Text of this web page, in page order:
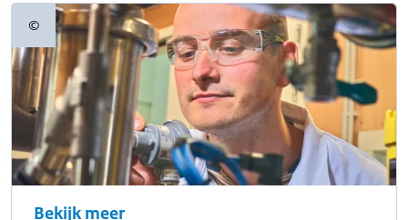
©Copyrightinformatie
Bekijk meer